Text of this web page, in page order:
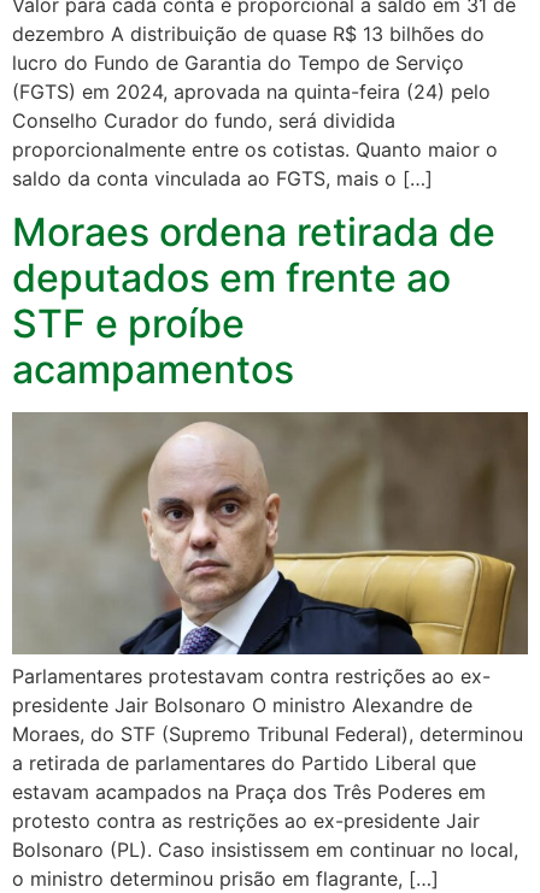
dezembro A distribuição de quase R$ 13 bilhões do
lucro do Fundo de Garantia do Tempo de Serviço
(FGTS) em 2024, aprovada na quinta-feira (24) pelo
Conselho Curador do fundo, será dividida
proporcionalmente entre os cotistas. Quanto maior o
saldo da conta vinculada ao FGTS, mais o […]
Moraes ordena retirada de
deputados em frente ao
STF e proíbe
acampamentos
Parlamentares protestavam contra restrições ao ex-
presidente Jair Bolsonaro O ministro Alexandre de
Moraes, do STF (Supremo Tribunal Federal), determinou
a retirada de parlamentares do Partido Liberal que
estavam acampados na Praça dos Três Poderes em
protesto contra as restrições ao ex-presidente Jair
Bolsonaro (PL). Caso insistissem em continuar no local,
o ministro determinou prisão em flagrante, […]